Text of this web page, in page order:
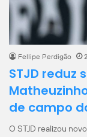
Fellipe Perdigão
STJD reduz
de campo
O STJD realizou